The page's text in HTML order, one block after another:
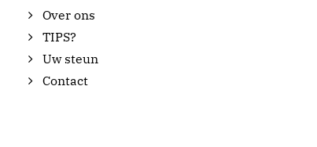
Over ons
TIPS?
Uw steun
Contact